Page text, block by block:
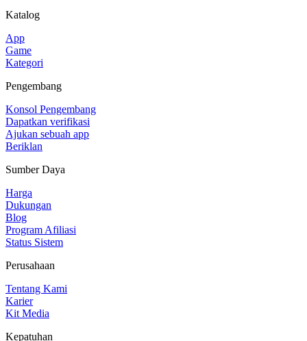
Katalog
App
Game
Kategori
Pengembang
Konsol Pengembang
Dapatkan verifikasi
Ajukan sebuah app
Beriklan
Sumber Daya
Harga
Dukungan
Blog
Program Afiliasi
Status Sistem
Perusahaan
Tentang Kami
Karier
Kit Media
Kepatuhan